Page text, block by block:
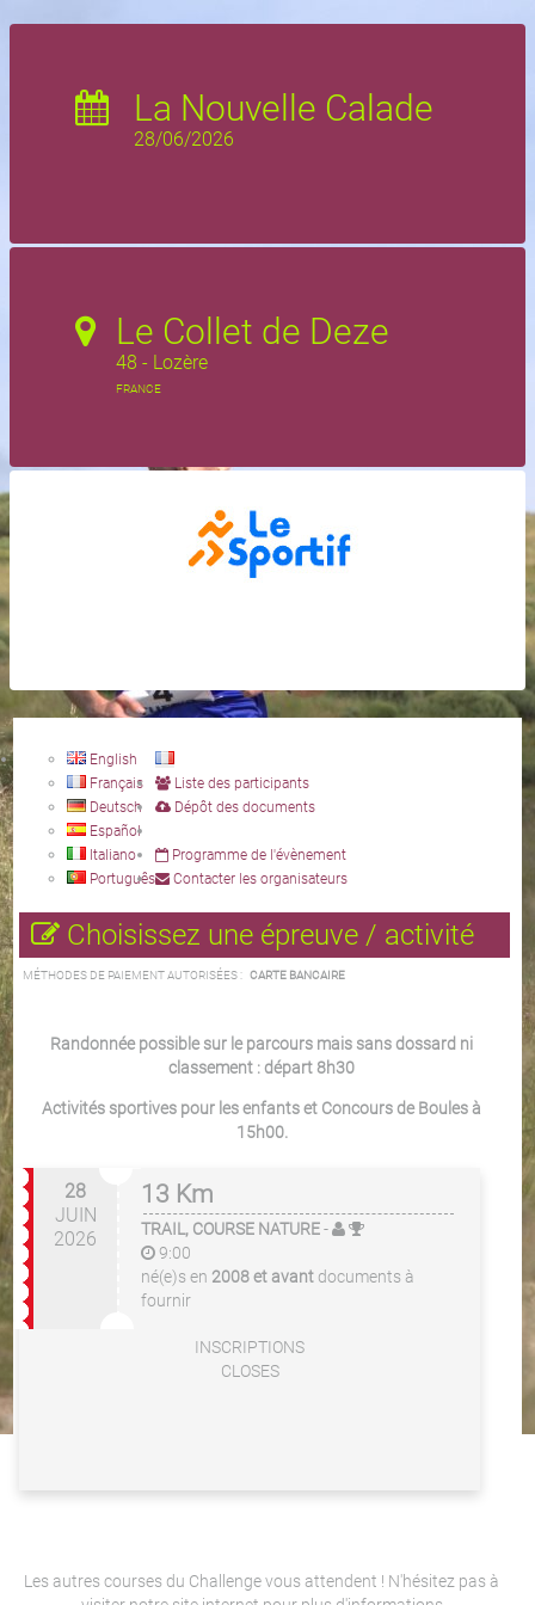
La Nouvelle Calade
28/06/2026
Le Collet de Deze
48 - Lozère
FRANCE
English
Français
Deutsch
Español
Italiano
Português
Liste des participants
Dépôt des documents
Programme de l'évènement
Contacter les organisateurs
Choisissez une épreuve / activité
MÉTHODES DE PAIEMENT AUTORISÉES : CARTE BANCAIRE
Randonnée possible sur le parcours mais sans dossard ni
classement : départ 8h30
Activités sportives pour les enfants et Concours de Boules à
15h00.
28
JUIN
2026
13 Km
TRAIL, COURSE NATURE-
9:00
né(e)s en 2008 et avant documents à
fournir
INSCRIPTIONS
CLOSES
Les autres courses du Challenge vous attendent ! N'hésitez pas à